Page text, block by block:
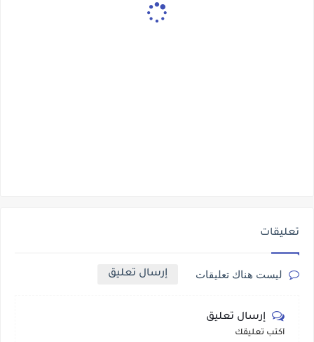
تعليقات
ليست هناك تعليقات إرسال تعليق
إرسال تعليق
أكتب تعليقك